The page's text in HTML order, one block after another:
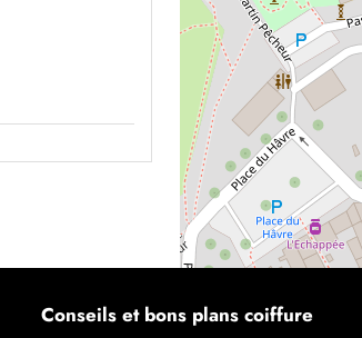
Conseils et bons plans coiffure